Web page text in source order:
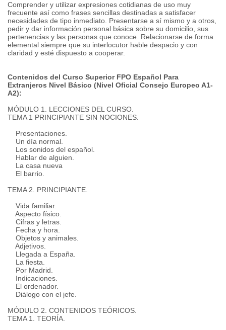
Comprender y utilizar expresiones cotidianas de uso muy
frecuente así como frases sencillas destinadas a satisfacer
necesidades de tipo inmediato. Presentarse a sí mismo y a otros,
pedir y dar información personal básica sobre su domicilio, sus
pertenencias y las personas que conoce. Relacionarse de forma
elemental siempre que su interlocutor hable despacio y con
claridad y esté dispuesto a cooperar.
Contenidos del Curso Superior FPO Español Para
Extranjeros Nivel Básico (Nivel Oficial Consejo Europeo A1-
A2):
MÓDULO 1. LECCIONES DEL CURSO.
TEMA 1 PRINCIPIANTE SIN NOCIONES.
Presentaciones.
Un día normal.
Los sonidos del español.
Hablar de alguien.
La casa nueva
El barrio.
TEMA 2. PRINCIPIANTE.
Vida familiar.
Aspecto físico.
Cifras y letras.
Fecha y hora.
Objetos y animales.
Adjetivos.
Llegada a España.
La fiesta.
Por Madrid.
Indicaciones.
El ordenador.
Diálogo con el jefe.
MÓDULO 2. CONTENIDOS TEÓRICOS.
TEMA 1. TEORÍA.